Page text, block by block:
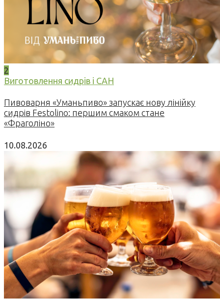
2
Виготовлення сидрів і САН
Пивоварня «Уманьпиво» запускає нову лінійку
сидрів Festolino: першим смаком стане
«Фраголіно»
10.08.2026